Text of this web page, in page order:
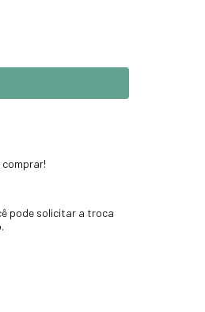
comprar!
pode solicitar a troca